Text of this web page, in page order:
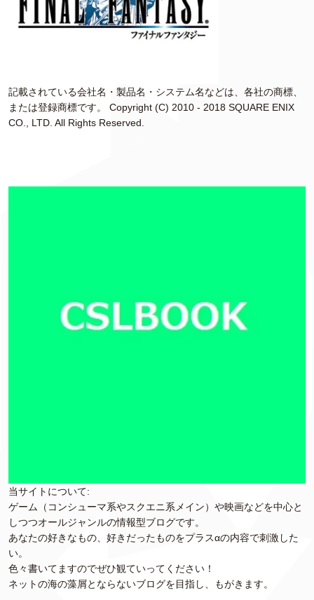
記載されている会社名・製品名・システム名などは、各社の商標、
または登録商標です。 Copyright (C) 2010 - 2018 SQUARE ENIX
CO., LTD. All Rights Reserved.
当サイトについて:
ゲーム（コンシューマ系やスクエニ系メイン）や映画などを中心と
しつつオールジャンルの情報型ブログです。
あなたの好きなもの、好きだったものをプラスαの内容で刺激した
い。
色々書いてますのでぜひ観ていってください！
ネットの海の藻屑とならないブログを目指し、もがきます。